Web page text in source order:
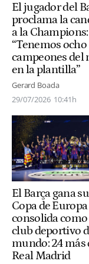
El jugador del
proclama la
a la Champions:
“Tenemos ocho
campeones del
en la plantilla”
Gerard Boada
29/07/2026 10:41h
El Barça gana
Copa de Europa
consolida
club deportivo
mundo: 24 más
Real Madrid